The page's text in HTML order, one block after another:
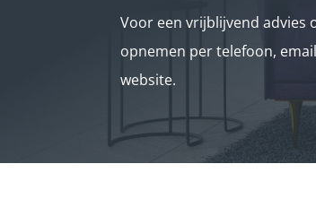
Voor een vrijblijvend
opnemen per telefoon,
website.